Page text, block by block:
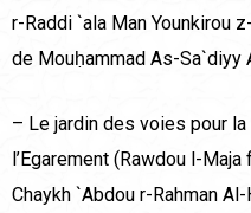
r-Raddi `ala Man Younkirou
de Mouḥammad As-Sa`diyy
– Le jardin des voies pour
l’Egarement (Rawdou l-Maja
Chaykh `Abdou r-Rahman